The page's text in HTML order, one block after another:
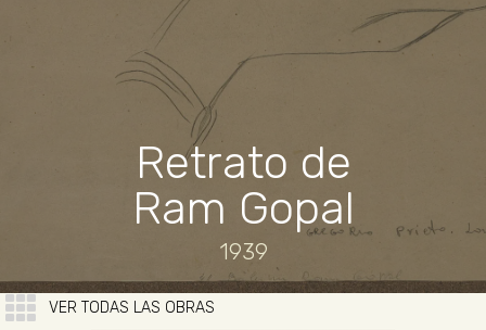
Retrato de
Ram Gopal
1939
VER TODAS LAS OBRAS